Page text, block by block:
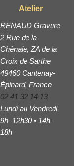
Atelier
RENAUD Gravure
2 Rue de la
Chênaie, ZA de la
Croix de Sarthe
49460 Cantenay-
Épinard, France
02 41 32 14 13
Lundi au Vendredi
9h–12h30 • 14h–
18h